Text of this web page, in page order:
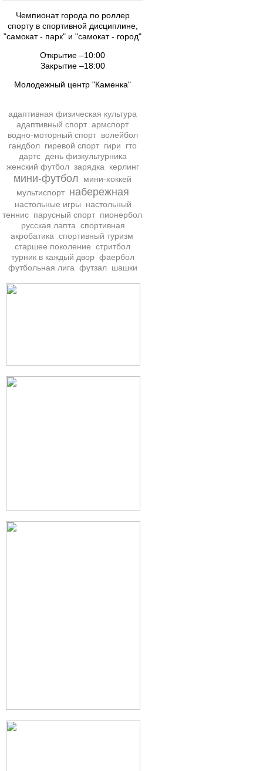
Чемпионат города по роллер
спорту в спортивной дисциплине,
"самокат - парк" и "самокат - город"
Открытие –10:00
Закрытие –18:00
Молодежный центр "Каменка"
адаптивная физическая культура
адаптивный спорт армспорт
водно-моторный спорт волейбол
гандбол гиревой спорт гири
гто
дартс день физкультурника
женский футбол зарядка керлинг
мини-футбол
мини-хоккей
мультиспорт набережная
настольные игры
настольный
теннис парусный спорт пионербол
русская лапта спортивная
акробатика спортивный туризм
старшее поколение стритбол
турник в каждый двор фаербол
футбольная лига футзал шашки